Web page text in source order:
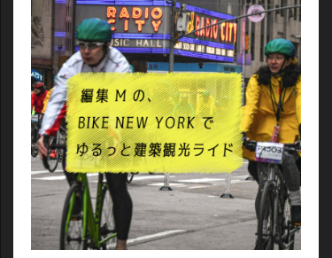
EVENT
CULTURE
TRIP&TRAVEL
ENTRY
NEWS